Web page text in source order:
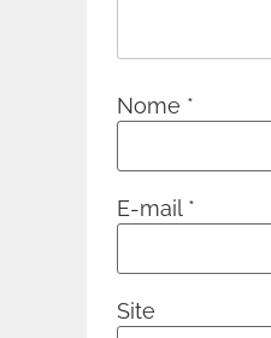
Nome *
E-mail *
Site